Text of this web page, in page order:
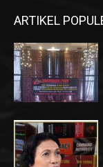
ARTIKEL